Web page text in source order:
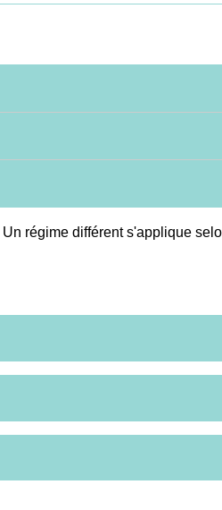
Un régime différent s'applique